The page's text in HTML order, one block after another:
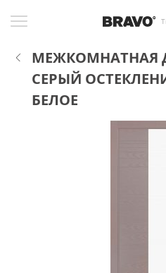
МЕЖКОМНАТНАЯ
СЕРЫЙ
БЕЛОЕ